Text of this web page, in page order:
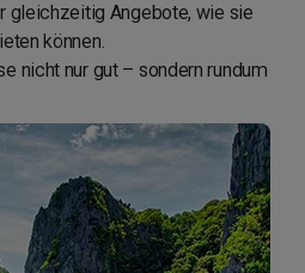
gleichzeitig Angebote, wie sie
können.
nicht nur gut – sondern rundum